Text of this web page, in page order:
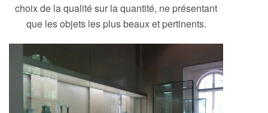
choix de la qualité sur la quantité, ne présentant
que les objets les plus beaux et pertinents.